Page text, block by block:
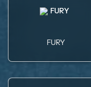
FURY